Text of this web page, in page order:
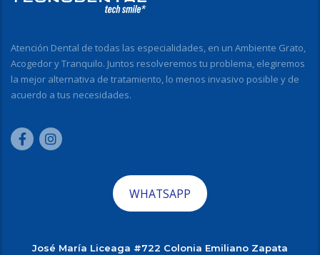
Atención Dental de todas las especialidades, en un Ambiente Grato,
Acogedor y Tranquilo. Juntos resolveremos tu problema, elegiremos
la mejor alternativa de tratamiento, lo menos invasivo posible y de
acuerdo a tus necesidades.
WHATSAPP
José María Liceaga #722 Colonia Emiliano Zapata